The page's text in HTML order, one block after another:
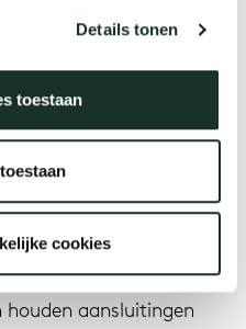
Details tonen
toestaan
cookies
integreren
aansluitingen